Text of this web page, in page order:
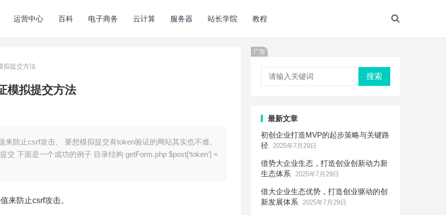
运营中心 百科 电子商务 云计算 服务器 站长学院 教程
拟提交方法
模拟提交方法
防止csrf攻击。 要想模拟提交有token验证的网站其实也不难。
下面是一个成功的例子 目录结构 getForm.php $post[‘token’] =
来防止csrf攻击。
广告
搜索
最新文章
初创企业打造MVP的起步策略与关键路
径
2025年7月29日
借势大企业生态，打造创业创新动力新
生态体系
2025年7月29日
借大企业生态优势，打造创业驱动的创
新发展体系
2025年7月29日